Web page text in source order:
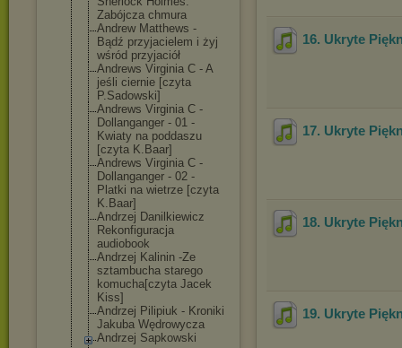
Zabójcza chmura
Andrew Matthews -
Bądź przyjacielem i żyj
wśród przyjaciół
Andrews Virginia C - A
jeśli ciernie [czyta
P.Sadowski]
Andrews Virginia C -
Dollanganger - 01 -
Kwiaty na poddaszu
[czyta K.Baar]
Andrews Virginia C -
Dollanganger - 02 -
Platki na wietrze [czyta
K.Baar]
Andrzej Danilkiewicz
Rekonfiguracja
audiobook
Andrzej Kalinin -Ze
sztambucha starego
komucha[czyta Jacek
Kiss]
Andrzej Pilipiuk - Kroniki
Jakuba Wędrowycza
Andrzej Sapkowski
16. Ukryte
17. Ukryte
18. Ukryte
19. Ukryte